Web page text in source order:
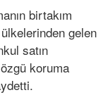
birtakım
gelen
satın
koruma